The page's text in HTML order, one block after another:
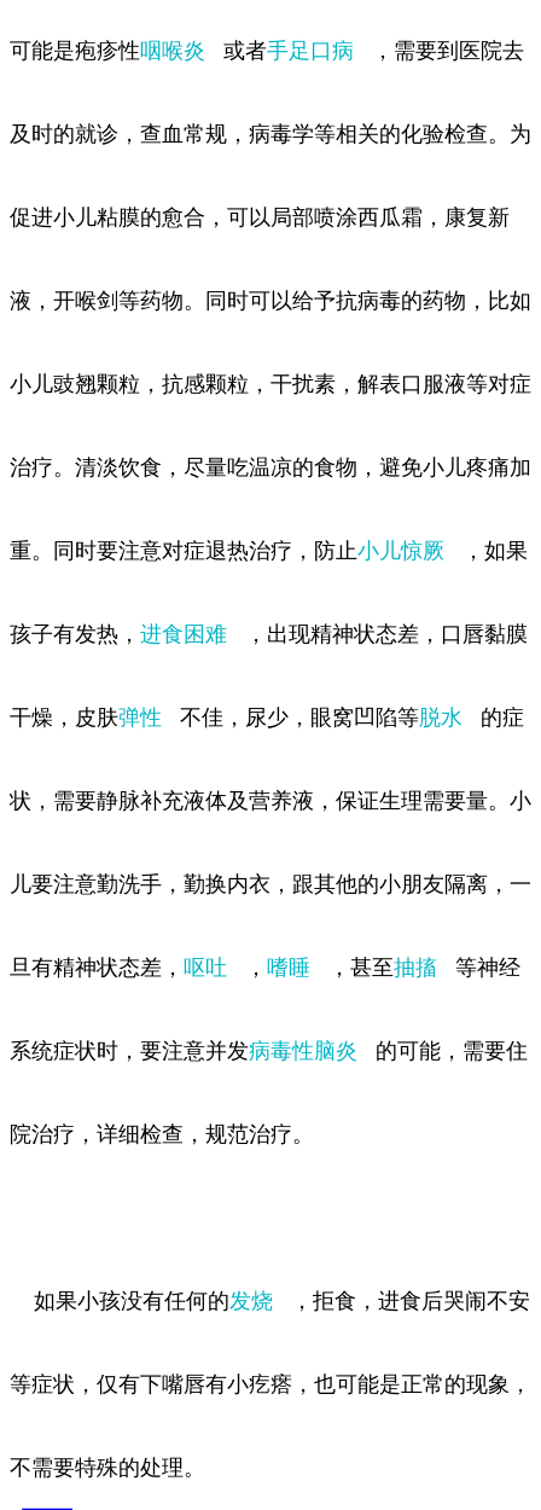
可能是疱疹性咽喉炎 或者手足口病 ，需要到医院去
及时的就诊，查血常规，病毒学等相关的化验检查。为
促进小儿粘膜的愈合，可以局部喷涂西瓜霜，康复新
液，开喉剑等药物。同时可以给予抗病毒的药物，比如
小儿豉翘颗粒，抗感颗粒，干扰素，解表口服液等对症
治疗。清淡饮食，尽量吃温凉的食物，避免小儿疼痛加
重。同时要注意对症退热治疗，防止小儿惊厥 ，如果
孩子有发热， 进食困难 ，出现精神状态差，口唇黏膜
干燥，皮肤弹性 不佳，尿少，眼窝凹陷等脱水 的症
状，需要静脉补充液体及营养液，保证生理需要量。小
儿要注意勤洗手，勤换内衣，跟其他的小朋友隔离，一
旦有精神状态差， 呕吐 ， 嗜睡 ，甚至抽搐 等神经
系统症状时，要注意并发病毒性脑炎 的可能，需要住
院治疗，详细检查，规范治疗。
如果小孩没有任何的发烧 ，拒食，进食后哭闹不安
等症状，仅有下嘴唇有小疙瘩，也可能是正常的现象，
不需要特殊的处理。